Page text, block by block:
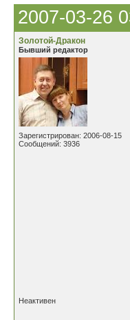
2007-03-26
Золотой-Дракон
Бывший редактор
Зарегистрирован: 2006-08-15
Сообщений: 3936
Неактивен